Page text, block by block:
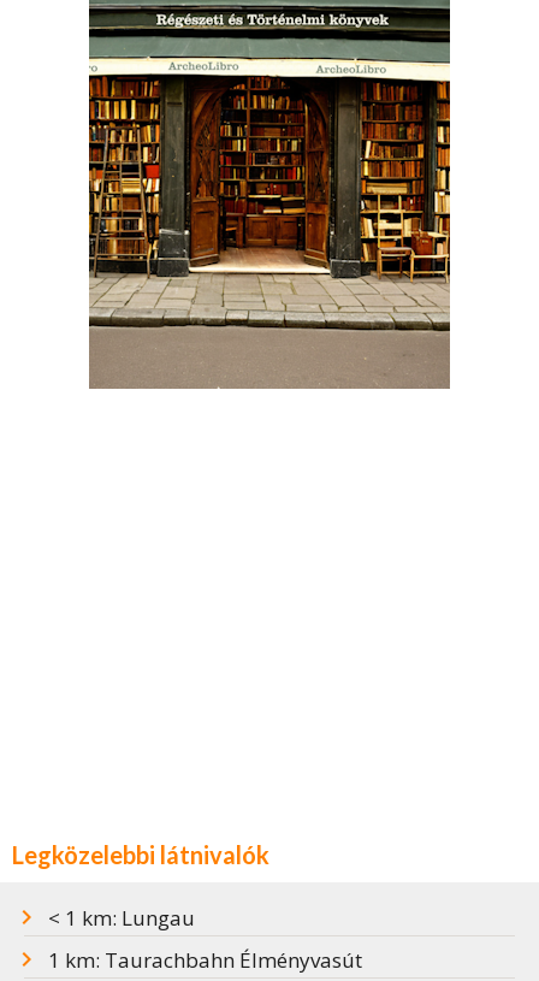
Legközelebbi látnivalók
< 1 km: Lungau
1 km: Taurachbahn Élményvasút